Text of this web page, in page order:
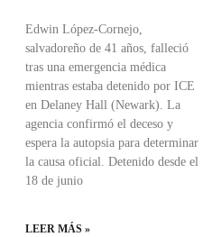
Edwin López-Cornejo,
salvadoreño de 41 años, falleció
tras una emergencia médica
mientras estaba detenido por ICE
en Delaney Hall (Newark). La
agencia confirmó el deceso y
espera la autopsia para determinar
la causa oficial. Detenido desde el
18 de junio
LEER MÁS »